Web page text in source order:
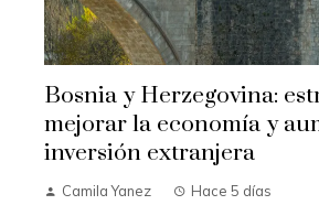
Bosnia y Herzegovina:
mejorar la economía y
inversión extranjera
Camila Yanez Hace 5 días